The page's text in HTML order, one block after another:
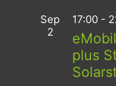
Sep
2
17:00 -
plus